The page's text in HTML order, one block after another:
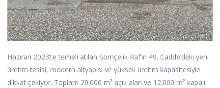
Haziran 2023’te temeli atılan Somçelik Raf’ın 49. Cadde’deki yeni
üretim tesisi, modern altyapısı ve yüksek üretim kapasitesiyle
dikkat çekiyor. Toplam 20.000 m² açık alan ve 12.000 m² kapalı